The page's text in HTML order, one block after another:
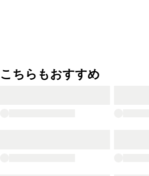
こちらもおすすめ